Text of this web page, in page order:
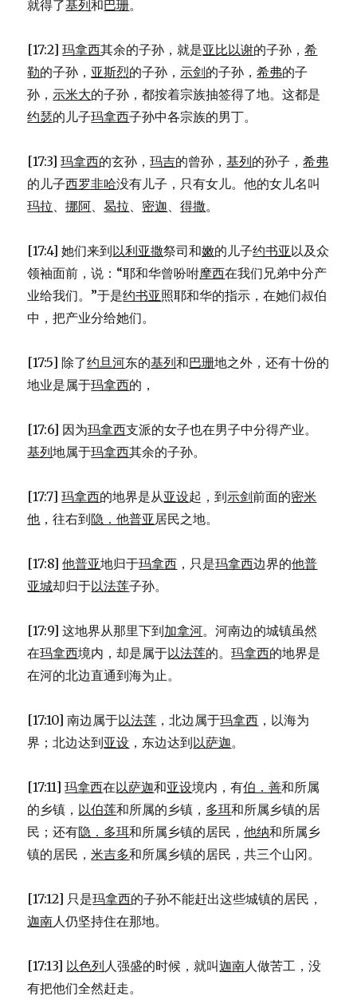
就得了基列和巴珊。
[17:2]玛拿西其余的子孙，就是亚比以谢的子孙，希
勒的子孙， 亚斯烈的子孙，示剑的子孙，希弗的子
孙，示米大的子孙，都按着宗族抽签得了地。这都是
约瑟的儿子玛拿西子孙中各宗族的男丁。
[17:3]玛拿西的玄孙，玛吉的曾孙，基列的孙子，希弗
的儿子西罗非哈没有儿子，只有女儿。他的女儿名叫
玛拉、挪阿、曷拉、 密迦、得撒。
[17:4] 她们来到以利亚撒祭司和嫩的儿子约书亚以及众
领袖面前，说：“耶和华曾吩咐摩西在我们兄弟中分产
业给我们。”于是约书亚照耶和华的指示，在她们叔伯
中，把产业分给她们。
[17:5] 除了约旦河东的基列和巴珊地之外，还有十份的
地业是属于玛拿西的，
[17:6] 因为玛拿西支派的女子也在男子中分得产业。
基列地属于玛拿西其余的子孙。
[17:7]玛拿西的地界是从亚设起，到示剑前面的密米
他 ，往右到隐．他普亚 居民之地。
[17:8]他普亚地归于玛拿西 ，只是玛拿西边界的他普
亚城却归于以法莲子孙。
[17:9] 这地界从那里下到加拿河。河南边的城镇虽然
在玛拿西境内，却是属于以法莲的。玛拿西的地界是
在河的北边直通到海为止。
[17:10] 南边属于以法莲 ，北边属于玛拿西 ，以海为
界；北边达到亚设 ，东边达到以萨迦。
[17:11]玛拿西在以萨迦和亚设境内，有伯．善和所属
的乡镇， 以伯莲和所属的乡镇， 多珥和所属乡镇的居
民；还有隐．多珥和所属乡镇的居民，他纳和所属乡
镇的居民，米吉多和所属乡镇的居民，共三个山冈。
[17:12] 只是玛拿西的子孙不能赶出这些城镇的居民，
迦南人仍坚持住在那地。
[17:13] 以色列人强盛的时候，就叫迦南人做苦工，没
有把他们全然赶走。